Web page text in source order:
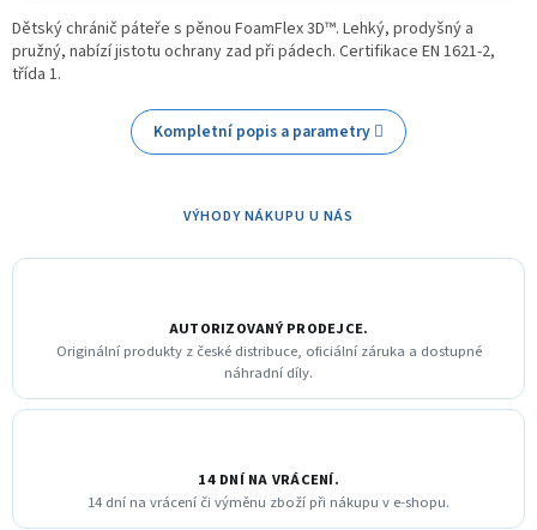
Dětský chránič páteře s pěnou FoamFlex 3D™. Lehký, prodyšný a
pružný, nabízí jistotu ochrany zad při pádech. Certifikace EN 1621-2,
třída 1.
Kompletní popis a parametry
VÝHODY NÁKUPU U NÁS
AUTORIZOVANÝ PRODEJCE.
Originální produkty z české distribuce, oficiální záruka a dostupné
náhradní díly.
14 DNÍ NA VRÁCENÍ.
14 dní na vrácení či výměnu zboží při nákupu v e-shopu.